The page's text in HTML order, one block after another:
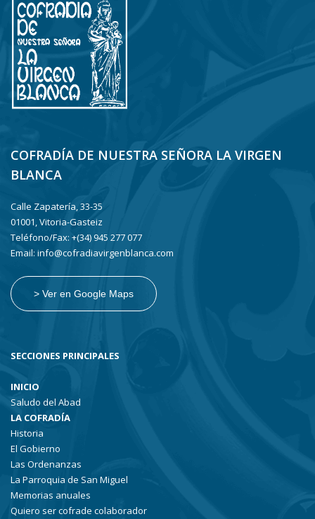
COFRADÍA DE NUESTRA SEÑORA LA VIRGEN
BLANCA
Calle Zapatería, 33-35
01001, Vitoria-Gasteiz
Teléfono/Fax: +(34) 945 277 077
Email: info@cofradiavirgenblanca.com
> Ver en Google Maps
SECCIONES PRINCIPALES
INICIO
Saludo del Abad
LA COFRADÍA
Historia
El Gobierno
Las Ordenanzas
La Parroquia de San Miguel
Memorias anuales
Quiero ser cofrade colaborador